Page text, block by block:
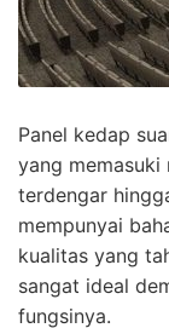
Panel kedap
yang memasuki
terdengar
mempunyai
kualitas yang
sangat ideal
fungsinya.